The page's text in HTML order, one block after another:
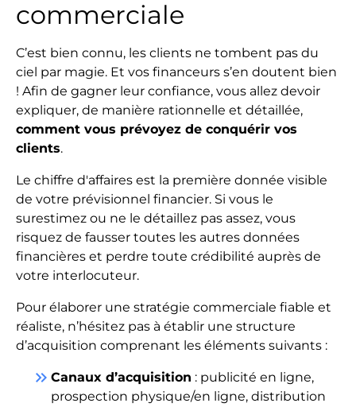
commerciale
C’est bien connu, les clients ne tombent pas du
ciel par magie. Et vos financeurs s’en doutent bien
! Afin de gagner leur confiance, vous allez devoir
expliquer, de manière rationnelle et détaillée,
comment vous prévoyez de conquérir vos
clients.
Le chiffre d'affaires est la première donnée visible
de votre prévisionnel financier. Si vous le
surestimez ou ne le détaillez pas assez, vous
risquez de fausser toutes les autres données
financières et perdre toute crédibilité auprès de
votre interlocuteur.
Pour élaborer une stratégie commerciale fiable et
réaliste, n’hésitez pas à établir une structure
d’acquisition comprenant les éléments suivants :
keyboard_double_arrow_right Canaux d’acquisition : publicité en ligne,
prospection physique/en ligne, distribution